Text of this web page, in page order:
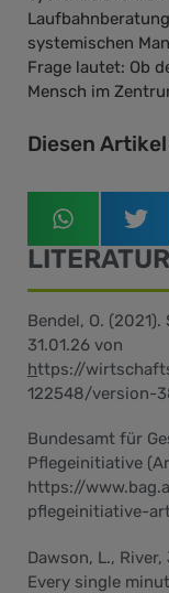
systemischen
Frage lautet: Ob
Mensch im
Diesen
LITERATUR
Bendel, O.
31.01.26 von
https://
122548/version-
Bundesamt für
Pflegeinitiative
https://
pflegeinitiative-
Dawson, L.,
Every single